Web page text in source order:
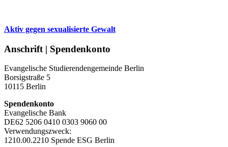
Aktiv gegen sexualisierte Gewalt
Anschrift | Spendenkonto
Evangelische Studierendengemeinde Berlin
Borsigstraße 5
10115 Berlin
Spendenkonto
Evangelische Bank
DE62 5206 0410 0303 9060 00
Verwendungszweck:
1210.00.2210 Spende ESG Berlin